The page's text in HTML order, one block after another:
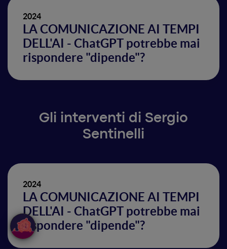
2024
LA COMUNICAZIONE AI TEMPI
DELL'AI - ChatGPT potrebbe mai
rispondere "dipende"?
Gli interventi di Sergio
Sentinelli
2024
LA COMUNICAZIONE AI TEMPI
DELL'AI - ChatGPT potrebbe mai
rispondere "dipende"?